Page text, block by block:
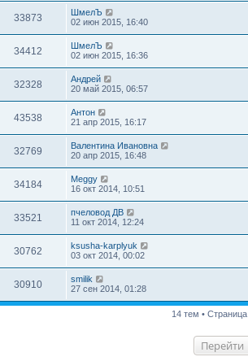
33873
ШмелЪ
02 июн 2015, 16:40
34412
ШмелЪ
02 июн 2015, 16:36
32328
Андрей
20 май 2015, 06:57
43538
Антон
21 апр 2015, 16:17
32769
Валентина Ивановна
20 апр 2015, 16:48
34184
Meggy
16 окт 2014, 10:51
33521
пчеловод ДВ
11 окт 2014, 12:24
30762
ksusha-karplyuk
03 окт 2014, 00:02
30910
smilik
27 сен 2014, 01:28
14 тем • Страница
Перейти